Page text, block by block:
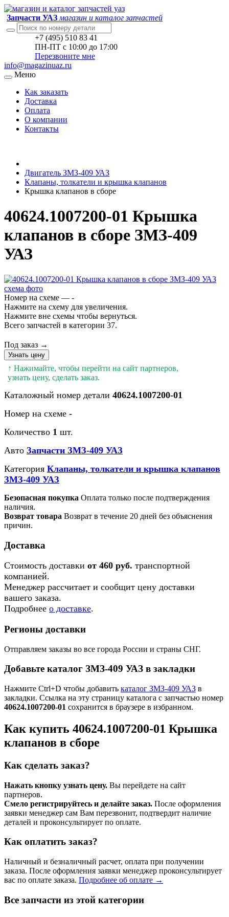
Запчасти УАЗ магазин и каталог запчастей
+7 (495) 510 83 41
ПН-ПТ с 10:00 до 17:00
Перезвоните мне
info@magazinuaz.ru
Меню
Как заказать
Доставка
Оплата
О компании
Контакты
Двигатель ЗМЗ-409 УАЗ
Клапаны, толкатели и крышка клапанов
Крышка клапанов в сборе
40624.1007200-01 Крышка
клапанов в сборе ЗМЗ-409
УАЗ
Номер на схеме — -
Нажмите на схему для увеличения.
Нажмите вне схемы чтобы вернуться.
Всего запчастей в категории 37.
Под заказ →
Узнать цену
↑ Нажимайте, чтобы перейти на сайт партнеров,
узнать цену, сделать заказ.
Каталожный номер детали 40624.1007200-01
Номер на схеме -
Количество 1 шт.
Авто Запчасти ЗМЗ-409 УАЗ
Категория Клапаны, толкатели и крышка клапанов
ЗМЗ-409 УАЗ
Безопасная покупка Оплата только после подтверждения
наличия.
Возврат товара Возврат в течение 20 дней без объяснения
причин.
Доставка
Стоимость доставки от 460 руб. транспортной
компанией.
Менеджер рассчитает и сообщит цену доставки
вашего заказа.
Подробнее о доставке.
Регионы доставки
Отправляем заказы во все города России и страны СНГ.
Добавьте каталог ЗМЗ-409 УАЗ в закладки
Нажмите Ctrl+D чтобы добавить каталог ЗМЗ-409 УАЗ в
закладки. Ссылка на эту страницу каталога с запчастью номер
40624.1007200-01 сохранится в браузере в избранном.
Как купить 40624.1007200-01 Крышка
клапанов в сборе
Как сделать заказ?
Нажать кнопку узнать цену. Вы перейдете на сайт
партнеров.
Смело регистрируйтесь и делайте заказ. После оформления
заявки менеджер сам Вам перезвонит, подтвердит наличие
деталей и проконсультирует по оплате.
Как оплатить заказ?
Наличный и безналичный расчет, оплата при получении
заказа. После оформления заявки менеджер проконсультирует
вас по оплате заказа. Подробнее об оплате →
Все запчасти из этой категории